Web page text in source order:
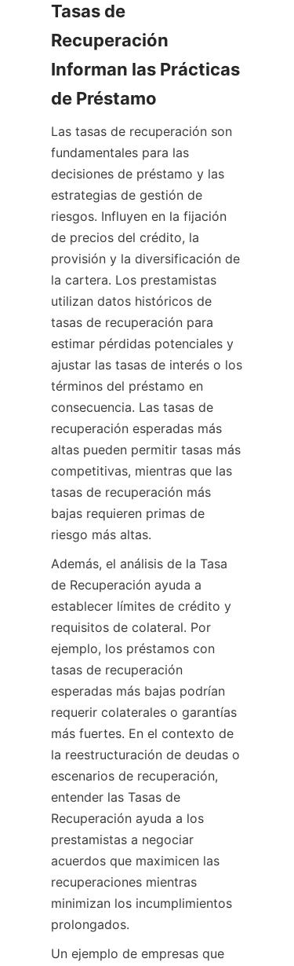
Tasas de
Recuperación
Informan las Prácticas
de Préstamo
Las tasas de recuperación son
fundamentales para las
decisiones de préstamo y las
estrategias de gestión de
riesgos. Influyen en la fijación
de precios del crédito, la
provisión y la diversificación de
la cartera. Los prestamistas
utilizan datos históricos de
tasas de recuperación para
estimar pérdidas potenciales y
ajustar las tasas de interés o los
términos del préstamo en
consecuencia. Las tasas de
recuperación esperadas más
altas pueden permitir tasas más
competitivas, mientras que las
tasas de recuperación más
bajas requieren primas de
riesgo más altas.
Además, el análisis de la Tasa
de Recuperación ayuda a
establecer límites de crédito y
requisitos de colateral. Por
ejemplo, los préstamos con
tasas de recuperación
esperadas más bajas podrían
requerir colaterales o garantías
más fuertes. En el contexto de
la reestructuración de deudas o
escenarios de recuperación,
entender las Tasas de
Recuperación ayuda a los
prestamistas a negociar
acuerdos que maximicen las
recuperaciones mientras
minimizan los incumplimientos
prolongados.
Un ejemplo de empresas que